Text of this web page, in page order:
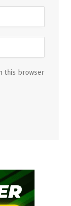
this browser